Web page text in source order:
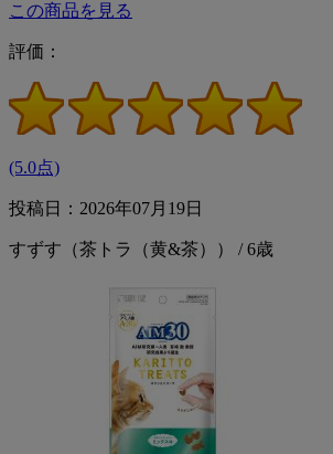
この商品を見る
評価：
(5.0点)
投稿日：2026年07月19日
すずす（茶トラ（黄&茶）） / 6歳